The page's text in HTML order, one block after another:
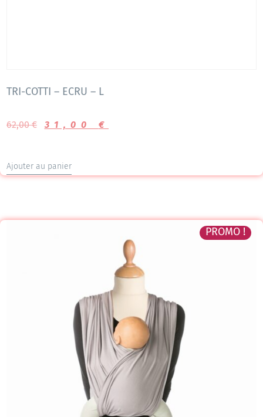
TRI-COTTI – ECRU – L
62,00€ 31,00 €
Ajouter au panier
PROMO !